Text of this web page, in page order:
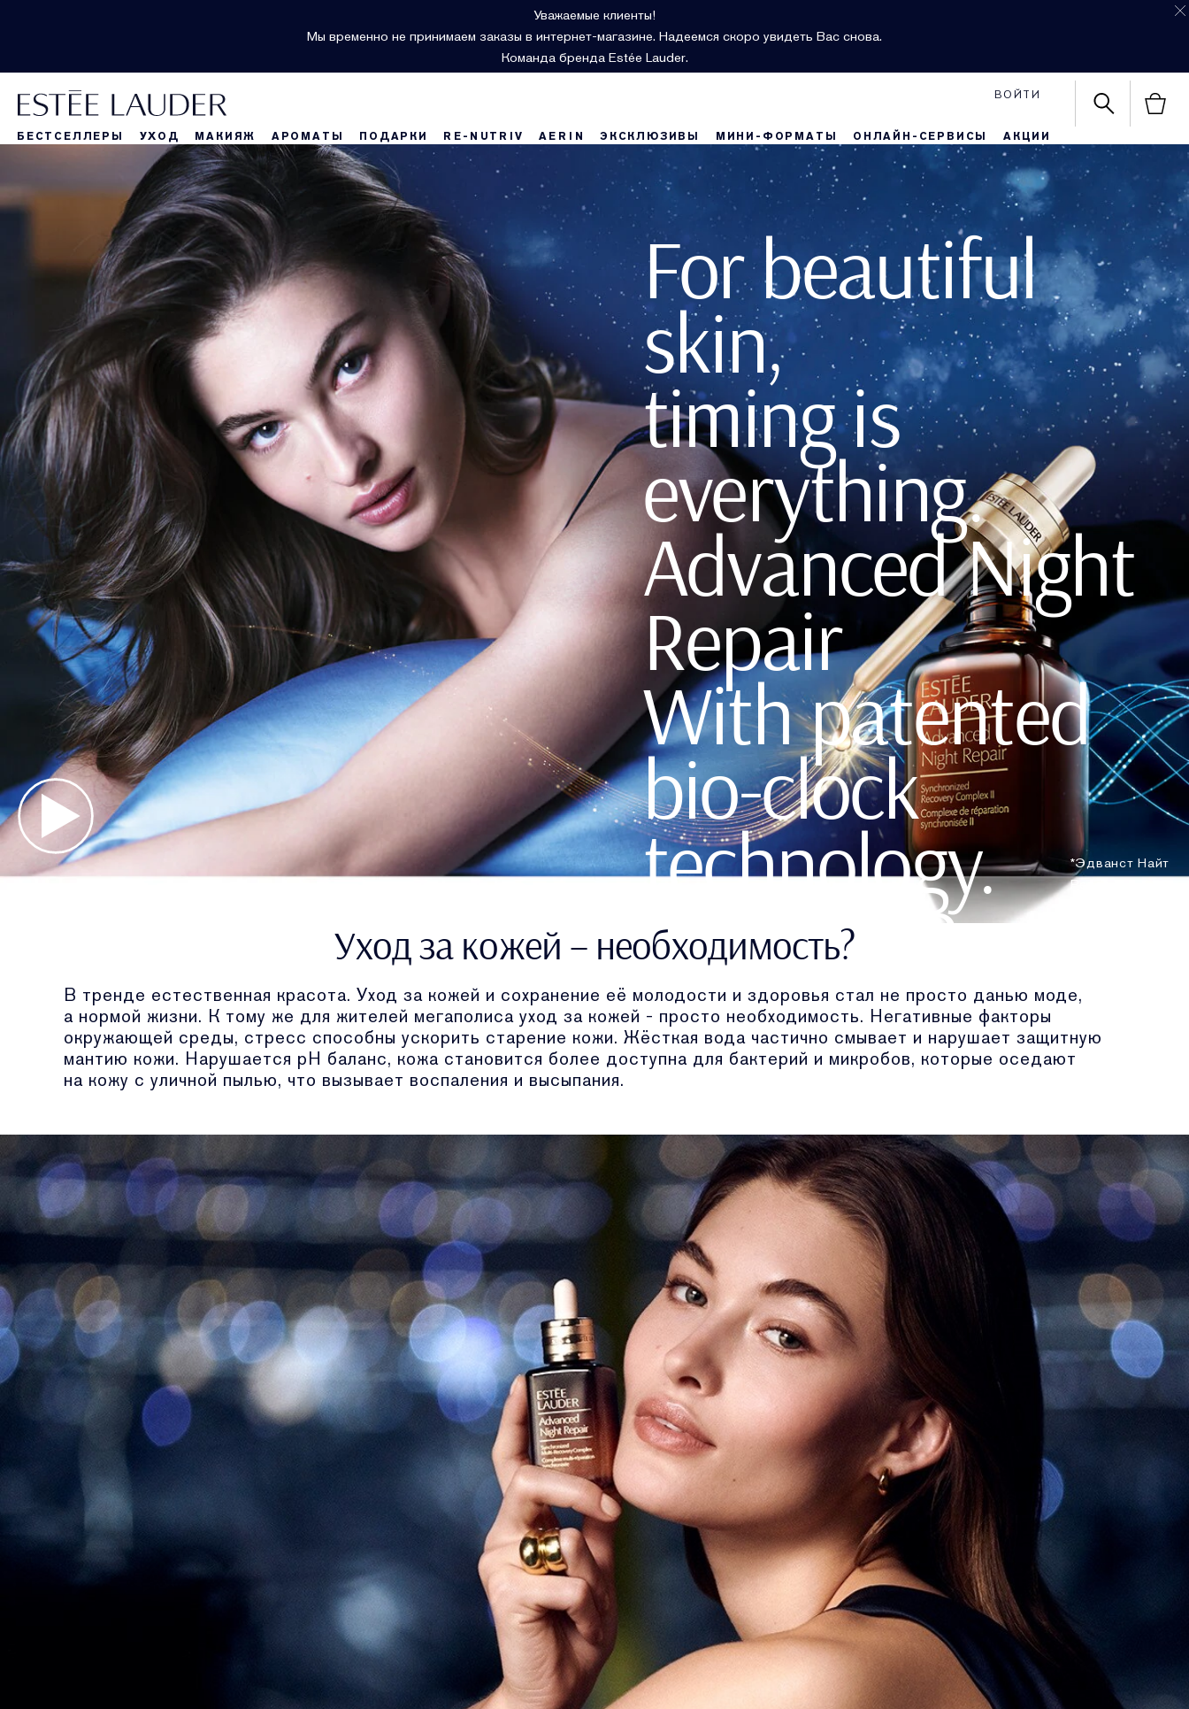
Уважаемые клиенты!
Мы временно не принимаем заказы в интернет-магазине. Надеемся скоро увидеть Вас снова.
Команда бренда Estée Lauder.
ВОЙТИ
БЕСТСЕЛЛЕРЫ УХОД МАКИЯЖ АРОМАТЫ ПОДАРКИ RE-NUTRIV AERIN ЭКСКЛЮЗИВЫ МИНИ-ФОРМАТЫ ОНЛАЙН-СЕРВИСЫ АКЦИИ
*Эдванст Найт
Репеа
For beautiful
skin,
timing is
everything.
Advanced Night
Repair
With patented
bio-clock
technology.
Renews. Protects.
Fortifies.
Hydrates.
КУПИТЬ
Уход за кожей – необходимость?
В тренде естественная красота. Уход за кожей и сохранение её молодости и здоровья стал не просто данью моде,
а нормой жизни. К тому же для жителей мегаполиса уход за кожей - просто необходимость. Негативные факторы
окружающей среды, стресс способны ускорить старение кожи. Жёсткая вода частично смывает и нарушает защитную
мантию кожи. Нарушается рН баланс, кожа становится более доступна для бактерий и микробов, которые оседают
на кожу с уличной пылью, что вызывает воспаления и высыпания.